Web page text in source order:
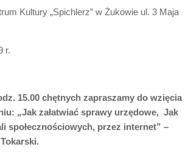
Kultury „Spichlerz” w Żukowie ul. 3 Maja
r.
15.00 chętnych zapraszamy do wzięcia
„Jak załatwiać sprawy urzędowe, Jak
społecznościowych, przez internet” –